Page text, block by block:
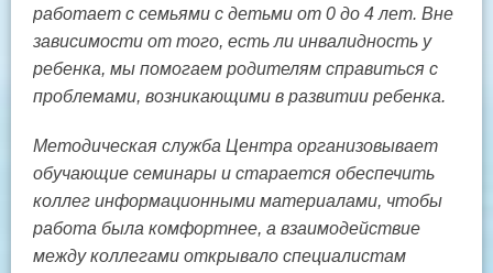
работает с семьями с детьми от 0 до 4 лет. Вне
зависимости от того, есть ли инвалидность у
ребенка, мы помогаем родителям справиться с
проблемами, возникающими в развитии ребенка.
Методическая служба Центра организовывает
обучающие семинары и старается обеспечить
коллег информационными материалами, чтобы
работа была комфортнее, а взаимодействие
между коллегами открывало специалистам